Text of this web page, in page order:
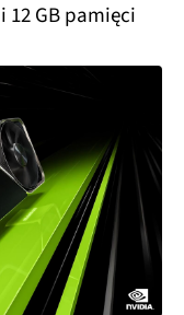
12 GB pamięci